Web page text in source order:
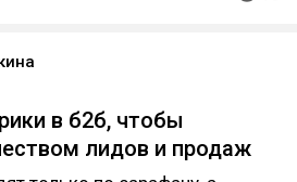
в б2б, чтобы
лидов и продаж